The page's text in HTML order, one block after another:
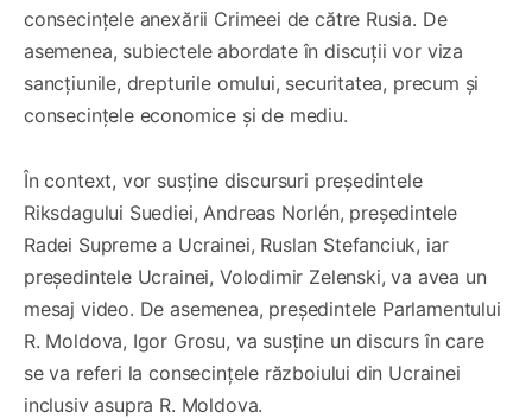
consecințele anexării Crimeei de către Rusia. De
asemenea, subiectele abordate în discuții vor viza
sancțiunile, drepturile omului, securitatea, precum și
consecințele economice și de mediu.
În context, vor susține discursuri președintele
Riksdagului Suediei, Andreas Norlén, președintele
Radei Supreme a Ucrainei, Ruslan Stefanciuk, iar
președintele Ucrainei, Volodimir Zelenski, va avea un
mesaj video. De asemenea, președintele Parlamentului
R. Moldova, Igor Grosu, va susține un discurs în care
se va referi la consecințele războiului din Ucrainei
inclusiv asupra R. Moldova.